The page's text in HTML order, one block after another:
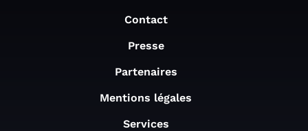
Contact
Presse
Partenaires
Mentions légales
Services